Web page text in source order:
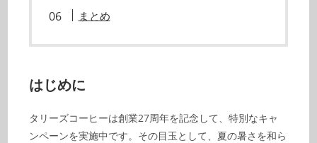
まとめ
はじめに
タリーズコーヒーは創業27周年を記念して、特別なキャ
ンペーンを実施中です。その目玉として、夏の暑さを和ら